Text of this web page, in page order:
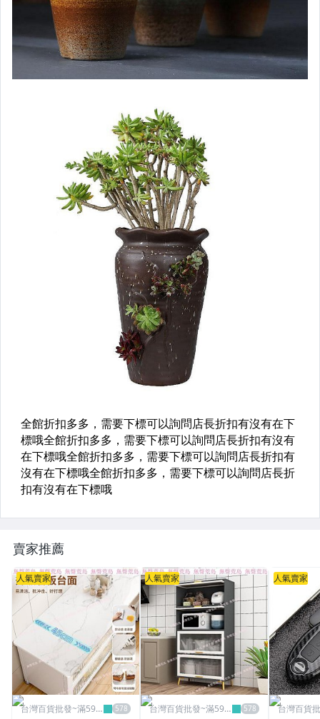
賣家推薦
人氣賣家
台灣百貨批發~滿599
人氣賣家
台灣百貨批發~滿599
人氣賣家
台灣百貨